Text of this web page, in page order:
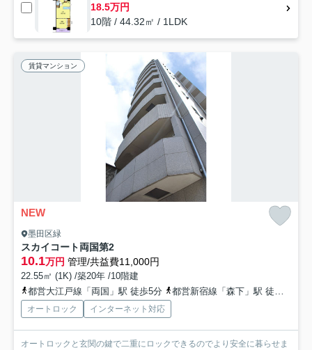
18.5万円
10階 / 44.32㎡ / 1LDK
賃貸マンション
NEW
墨田区緑
スカイコート両国第2
10.1万円 管理/共益費11,000円
22.55㎡ (1K) /築20年 /10階建
都営大江戸線「両国」駅 徒歩5分
都営新宿線「森下」駅 徒歩8分
オートロック インターネット対応
オートロックと玄関の鍵で二重にロックできるのでより安全に暮らせま